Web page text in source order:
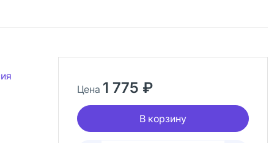
Цена 1 775 ₽
В корзину